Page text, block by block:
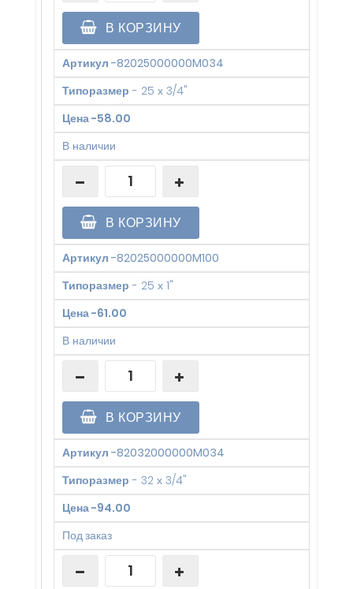
В КОРЗИНУ
Артикул -82025000000M034
Типоразмер - 25 х 3/4"
Цена-58.00
В наличии
В КОРЗИНУ
Артикул -82025000000M100
Типоразмер - 25 х 1"
Цена-61.00
В наличии
В КОРЗИНУ
Артикул -82032000000M034
Типоразмер - 32 х 3/4"
Цена-94.00
Под заказ